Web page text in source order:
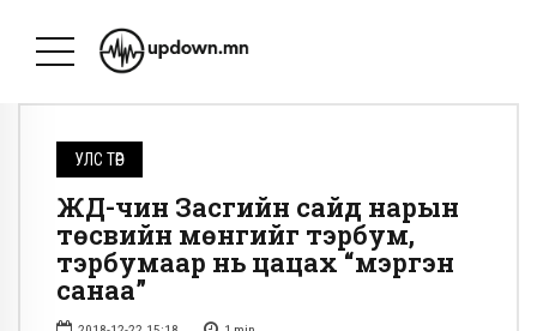
УЛС ТӨР
ЖДҮ-чин Засгийн сайд нарын
төсвийн мөнгийг тэрбум,
тэрбумаар нь цацах “мэргэн
санаа”